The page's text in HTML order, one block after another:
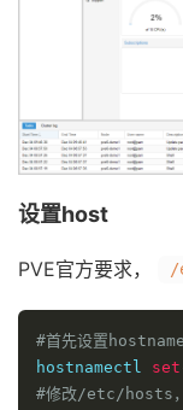
设置host
PVE官方要求， /
#首先设置
hostnamectl set
#修改/etc/hosts，